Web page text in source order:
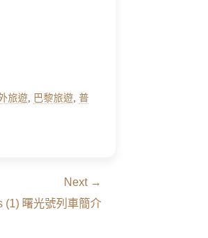
旅遊 巴黎旅遊 普
Next →
(1) 曙光號列車簡介